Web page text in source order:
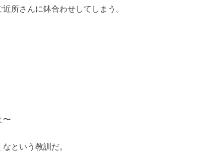
所さんに鉢合わせしてしまう。
〜
という教訓だ。